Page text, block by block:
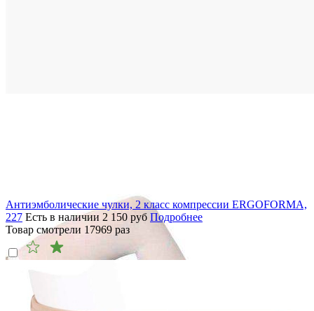
Антиэмболические чулки, 2 класс компрессии ERGOFORMA,
227 Есть в наличии 2 150 руб Подробнее
Товар смотрели 17969 раз